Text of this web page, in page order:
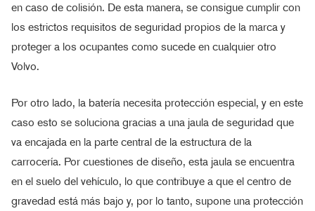
en caso de colisión. De esta manera, se consigue cumplir con
los estrictos requisitos de seguridad propios de la marca y
proteger a los ocupantes como sucede en cualquier otro
Volvo.
Por otro lado, la batería necesita protección especial, y en este
caso esto se soluciona gracias a una jaula de seguridad que
va encajada en la parte central de la estructura de la
carrocería. Por cuestiones de diseño, esta jaula se encuentra
en el suelo del vehículo, lo que contribuye a que el centro de
gravedad está más bajo y, por lo tanto, supone una protección